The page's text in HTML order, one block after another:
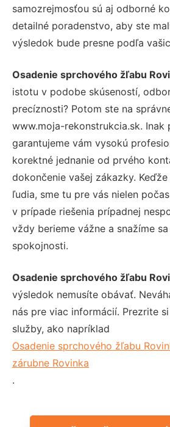
samozrejmosťou sú aj odborné
detailné poradenstvo, aby ste
výsledok bude presne podľa
Osadenie sprchového žľabu
istotu v podobe skúseností,
precíznosti? Potom ste na
www.moja-rekonstrukcia.sk. Inak
garantujeme vám vysokú
korektné jednanie od prvého
dokončenie vašej zákazky.
ľudia, sme tu pre vás nielen
v prípade riešenia prípadnej
vždy berieme vážne a snažíme
spokojnosti.
Osadenie sprchového žľabu
výsledok nemusíte obávať.
nás pre viac informácií. Prezrite
služby, ako napríklad
Osadenie sprchového žľabu
zárubne Rovinka
.